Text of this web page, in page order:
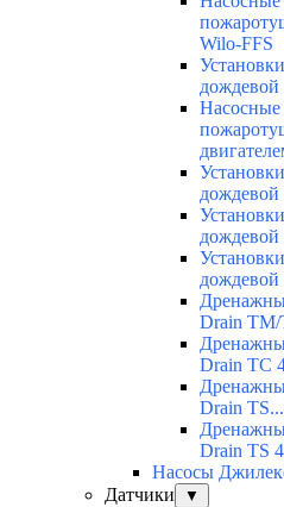
Wilo-FFS
дождевой
Насосные
дождевой
дождевой
дождевой
Drain
Drain TC
Drain
Drain TS
Насосы
Датчики
▼